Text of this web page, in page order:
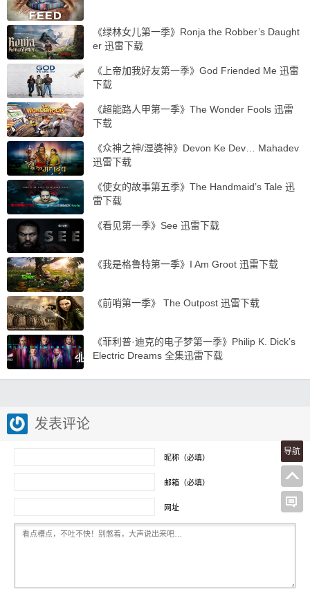
《绿林女儿第一季》Ronja the Robber’s Daught
er 迅雷下载
《上帝加我好友第一季》God Friended Me 迅雷
下载
《超能路人甲第一季》The Wonder Fools 迅雷
下载
《众神之神/湿婆神》Devon Ke Dev… Mahadev
迅雷下载
《使女的故事第五季》The Handmaid’s Tale 迅
雷下载
《看见第一季》See 迅雷下载
《我是格鲁特第一季》I Am Groot 迅雷下载
《前哨第一季》 The Outpost 迅雷下载
《菲利普·迪克的电子梦第一季》Philip K. Dick’s
Electric Dreams 全集迅雷下载
发表评论
昵称（必填）
邮箱（必填）
网址
导航